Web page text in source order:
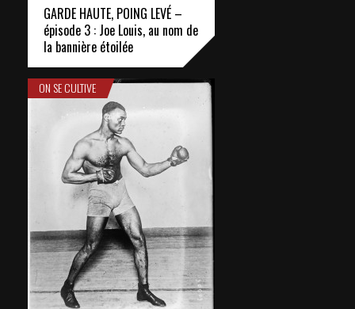
GARDE HAUTE, POING LEVÉ –
épisode 3 : Joe Louis, au nom de
la bannière étoilée
ON SE CULTIVE